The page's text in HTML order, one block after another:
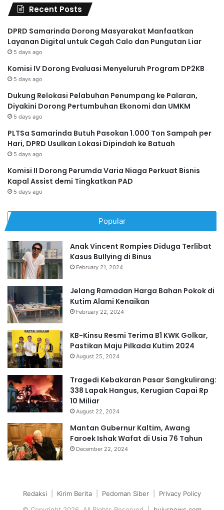
Recent Posts
DPRD Samarinda Dorong Masyarakat Manfaatkan
Layanan Digital untuk Cegah Calo dan Pungutan Liar
5 days ago
Komisi IV Dorong Evaluasi Menyeluruh Program DP2KB
5 days ago
Dukung Relokasi Pelabuhan Penumpang ke Palaran,
Diyakini Dorong Pertumbuhan Ekonomi dan UMKM
5 days ago
PLTSa Samarinda Butuh Pasokan 1.000 Ton Sampah per
Hari, DPRD Usulkan Lokasi Dipindah ke Batuah
5 days ago
Komisi II Dorong Perumda Varia Niaga Perkuat Bisnis
Kapal Assist demi Tingkatkan PAD
5 days ago
Popular
Anak Vincent Rompies Diduga Terlibat
Kasus Bullying di Binus
February 21, 2024
Jelang Ramadan Harga Bahan Pokok di
Kutim Alami Kenaikan
February 22, 2024
KB-Kinsu Resmi Terima B1 KWK Golkar,
Pastikan Maju Pilkada Kutim 2024
August 25, 2024
Tragedi Kebakaran Pasar Sangkulirang:
338 Lapak Hangus, Kerugian Capai Rp
10 Miliar
August 22, 2024
Mantan Gubernur Kaltim, Awang
Faroek Ishak Wafat di Usia 76 Tahun
December 22, 2024
Redaksi Kirim Berita Pedoman Siber
Privacy Policy